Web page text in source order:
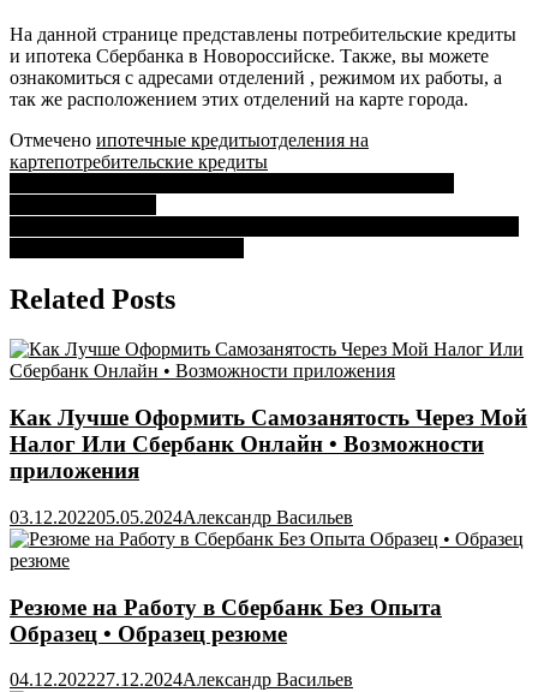
На данной странице представлены потребительские кредиты
и ипотека Сбербанка в Новороссийске. Также, вы можете
ознакомиться с адресами отделений , режимом их работы, а
так же расположением этих отделений на карте города.
Отмечено ипотечные кредитыотделения на
картепотребительские кредиты
Навигация
по
записям
Related Posts
Как Лучше Оформить Самозанятость Через Мой
Налог Или Сбербанк Онлайн • Возможности
приложения
03.12.202205.05.2024Александр Васильев
Резюме на Работу в Сбербанк Без Опыта
Образец • Образец резюме
04.12.202227.12.2024Александр Васильев